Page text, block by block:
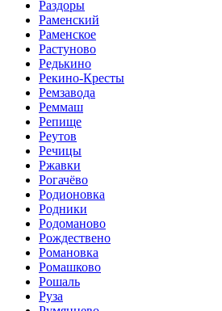
Раздоры
Раменский
Раменское
Растуново
Редькино
Рекино-Кресты
Ремзавода
Реммаш
Репище
Реутов
Речицы
Ржавки
Рогачёво
Родионовка
Родники
Родоманово
Рождествено
Романовка
Ромашково
Рошаль
Руза